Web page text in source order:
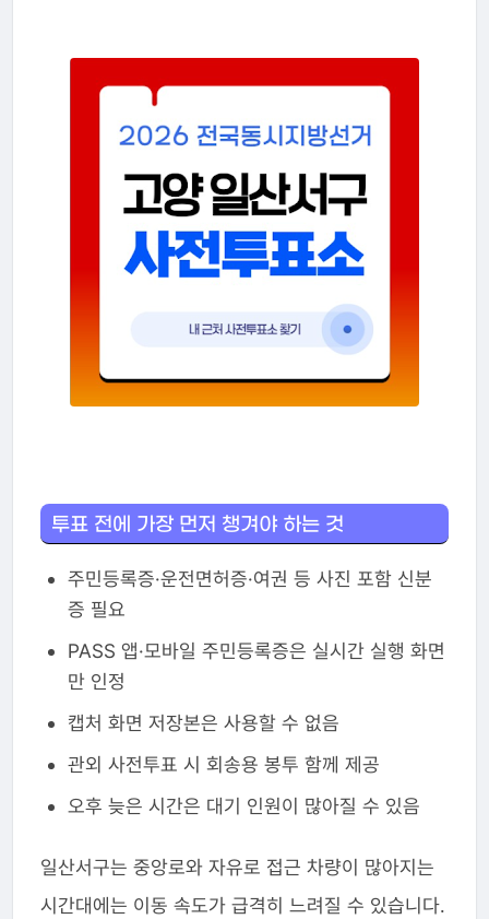
투표 전에 가장 먼저 챙겨야 하는 것
주민등록증·운전면허증·여권 등 사진 포함 신분
증 필요
PASS 앱·모바일 주민등록증은 실시간 실행 화면
만 인정
캡처 화면 저장본은 사용할 수 없음
관외 사전투표 시 회송용 봉투 함께 제공
오후 늦은 시간은 대기 인원이 많아질 수 있음
일산서구는 중앙로와 자유로 접근 차량이 많아지는
시간대에는 이동 속도가 급격히 느려질 수 있습니다.